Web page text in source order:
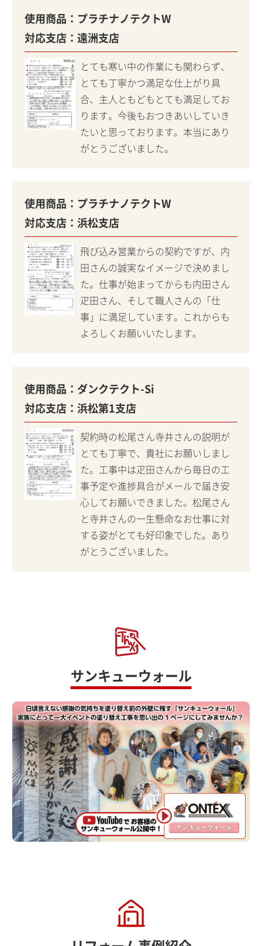
使用商品： プラチナノテクトW
対応支店：遠洲支店
とても寒い中の作業にも関わらず、
とても丁寧かつ満足な仕上がり具
合、主人ともどもとても満足してお
ります。今後もおつきあいしていき
たいと思っております。本当にあり
がとうございました。
使用商品： プラチナノテクトW
対応支店：浜松支店
飛び込み営業からの契約ですが、内
田さんの誠実なイメージで決めまし
た。仕事が始まってからも内田さん
疋田さん、そして職人さんの「仕
事」に満足しています。これからも
よろしくお願いいたします。
使用商品： ダンクテクト-Si
対応支店：浜松第1支店
契約時の松尾さん寺井さんの説明が
とても丁寧で、貴社にお願いしまし
た。工事中は疋田さんから毎日の工
事予定や進捗具合がメールで届き安
心してお願いできました。松尾さん
と寺井さんの一生懸命なお仕事に対
する姿がとても好印象でした。あり
がとうございました。
サンキューウォール